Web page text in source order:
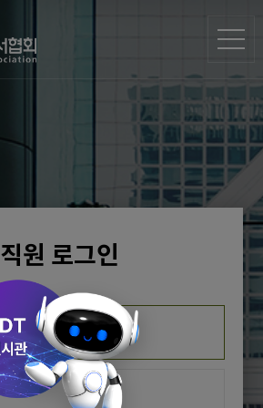
직원 로그인